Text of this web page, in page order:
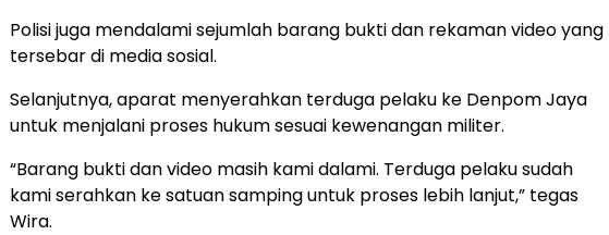
Polisi juga mendalami sejumlah barang bukti dan rekaman video yang
tersebar di media sosial.
Selanjutnya, aparat menyerahkan terduga pelaku ke Denpom Jaya
untuk menjalani proses hukum sesuai kewenangan militer.
“Barang bukti dan video masih kami dalami. Terduga pelaku sudah
kami serahkan ke satuan samping untuk proses lebih lanjut,” tegas
Wira.